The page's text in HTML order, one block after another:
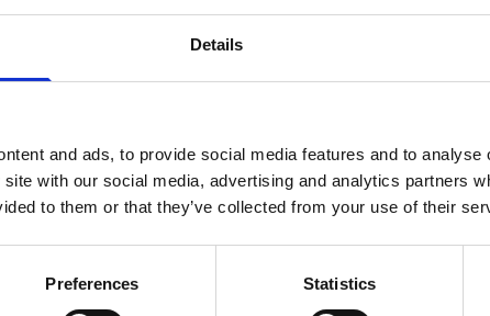
Details
and ads, to provide social media features and to
with our social media, advertising and analytics partners
to them or that they’ve collected from your use of their
Preferences Statistics